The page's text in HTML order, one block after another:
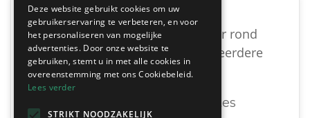
Vind een geschikte dakwerker rond
Herentals door vrijblijvend meerdere
offertes te vergelijken:
Ontvang tot 3 offertes
Deze website gebruikt cookies om uw
gebruikerservaring te verbeteren, en voor
het personaliseren van mogelijke
advertenties. Door onze website te
gebruiken, stemt u in met alle cookies in
overeenstemming met ons Cookiebeleid.
Lees verder
STRIKT NOODZAKELIJK